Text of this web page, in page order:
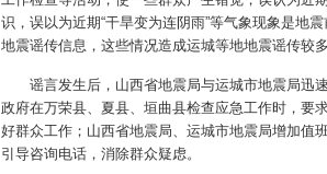
识，误以为近期“干旱变为连阴雨”等气象现象是地
地震谣传信息，这些情况造成运城等地地震谣传较多
谣言发生后，山西省地震局与运城市地震局迅
政府在万荣县、夏县、垣曲县检查应急工作时，要
好群众工作；山西省地震局、运城市地震局增加值
引导咨询电话，消除群众疑虑。